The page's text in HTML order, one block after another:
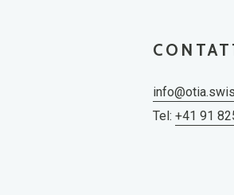
Tel: +41 91